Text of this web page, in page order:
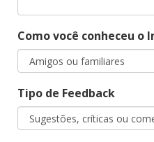
Como você conheceu o
Tipo de Feedback